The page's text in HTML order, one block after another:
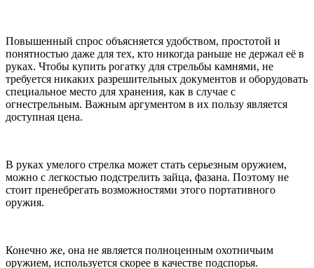
Повышенный спрос объясняется удобством, простотой и
понятностью даже для тех, кто никогда раньше не держал её в
руках. Чтобы купить рогатку для стрельбы камнями, не
требуется никаких разрешительных документов и оборудовать
специальное место для хранения, как в случае с
огнестрельным. Важным аргументом в их пользу является
доступная цена.
В руках умелого стрелка может стать серьезным оружием,
можно с легкостью подстрелить зайца, фазана. Поэтому не
стоит пренебрегать возможностями этого портативного
оружия.
Конечно же, она не является полноценным охотничьим
оружием, используется скорее в качестве подспорья.